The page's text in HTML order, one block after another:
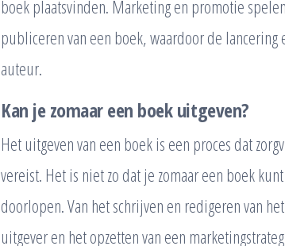
boek plaatsvinden. Marketing en promotie
publiceren van een boek, waardoor de
auteur.
Kan je zomaar een boek uitgeven?
Het uitgeven van een boek is een proces dat
vereist. Het is niet zo dat je zomaar een boek
doorlopen. Van het schrijven en redigeren van
uitgever en het opzetten van een